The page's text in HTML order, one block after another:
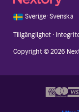
🇸🇪 Sverige·Svenska
Tillgänglighet ·
Copyright © 2026